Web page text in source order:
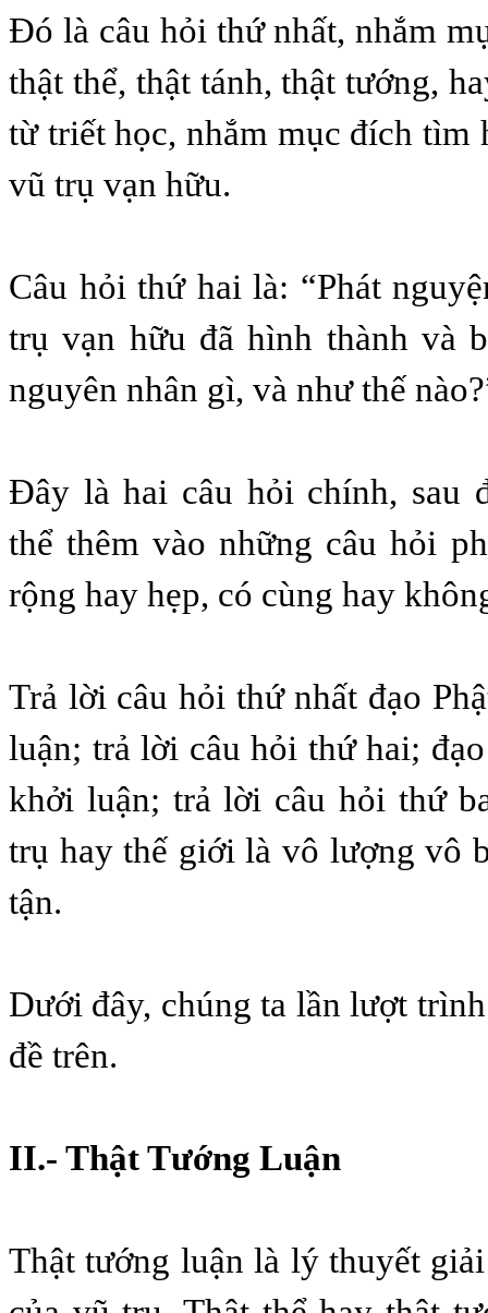
Ðó là câu hỏi thứ nhất, nhắm
thật thể, thật tánh, thật tướng,
từ triết học, nhắm mục đích tìm
vũ trụ vạn hữu.
Câu hỏi thứ hai là: “Phát
trụ vạn hữu đã hình thành và
nguyên nhân gì, và như thế
Ðây là hai câu hỏi chính, sau
thể thêm vào những câu hỏi
rộng hay hẹp, có cùng hay
Trả lời câu hỏi thứ nhất đạo
luận; trả lời câu hỏi thứ hai;
khởi luận; trả lời câu hỏi thứ
trụ hay thế giới là vô lượng vô
tận.
Dưới đây, chúng ta lần lượt
đề trên.
II.- Thật Tướng Luận
Thật tướng luận là lý thuyết